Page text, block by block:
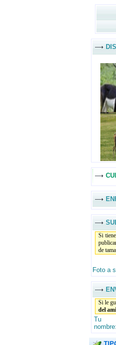
Si
de
Foto a
Si le
del
Tu
nombre: